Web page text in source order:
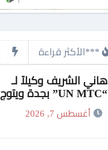
***الأكثر قراءة
هاني الشريف وكيلاً لـ
“UN MTC” بجدة ويتوج
بجائزة “القائد المؤثر”
أغسطس 7, 2026